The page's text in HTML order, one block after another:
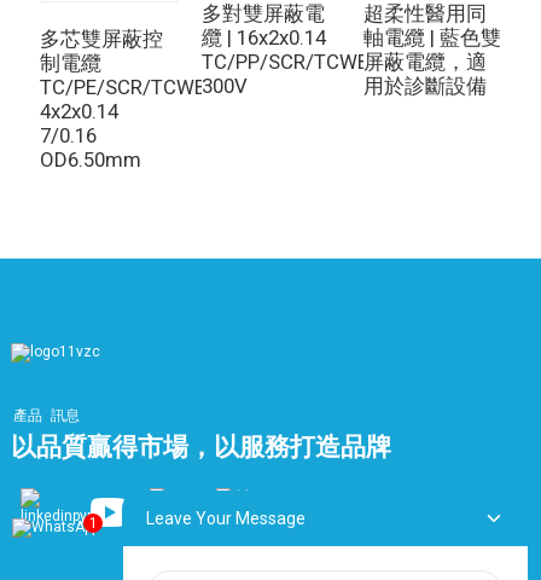
多芯雙屏蔽控
制電纜
TC/PE/SCR/TCWB/LSZH
4x2x0.14
7/0.16
OD6.50mm
多對雙屏蔽電
纜 | 16x2x0.14
TC/PP/SCR/TCWB/LSZH
300V
超柔性醫用同
軸電纜 | 藍色雙
屏蔽電纜，適
用於診斷設備
產品 訊息
以品質贏得市場，以服務打造品牌
1 Leave Your Message